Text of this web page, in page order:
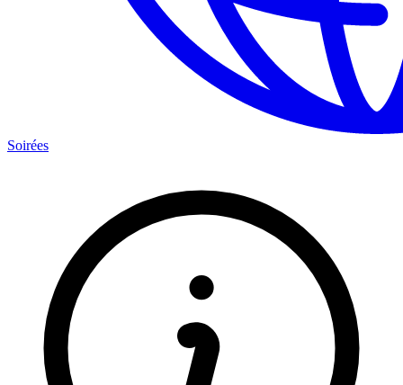
Soirées